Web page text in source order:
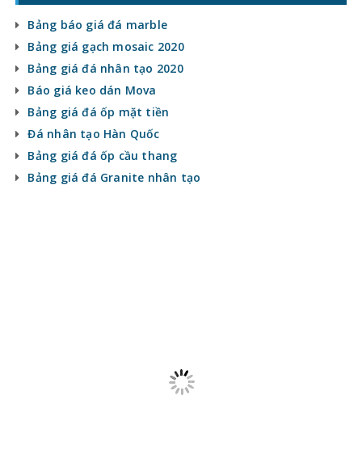
Bảng giá Vật liệu xây dựng
Bảng báo giá đá marble
Bảng giá gạch mosaic 2020
Bảng giá đá nhân tạo 2020
Báo giá keo dán Mova
Bảng giá đá ốp mặt tiền
Đá nhân tạo Hàn Quốc
Bảng giá đá ốp cầu thang